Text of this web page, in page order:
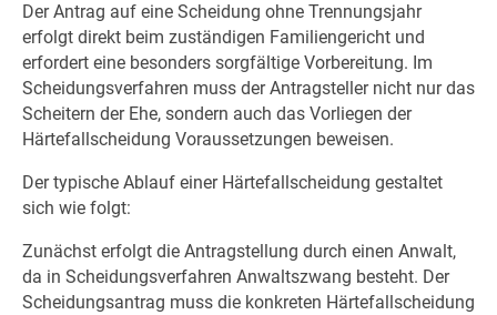
Der Antrag auf eine Scheidung ohne Trennungsjahr
erfolgt direkt beim zuständigen Familiengericht und
erfordert eine besonders sorgfältige Vorbereitung. Im
Scheidungsverfahren muss der Antragsteller nicht nur das
Scheitern der Ehe, sondern auch das Vorliegen der
Härtefallscheidung Voraussetzungen beweisen.
Der typische Ablauf einer Härtefallscheidung gestaltet
sich wie folgt:
Zunächst erfolgt die Antragstellung durch einen Anwalt,
da in Scheidungsverfahren Anwaltszwang besteht. Der
Scheidungsantrag muss die konkreten Härtefallscheidung